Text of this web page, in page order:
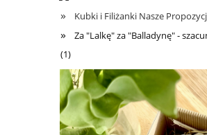
» Kubki i Filiżanki Nasze
»
Za "Lalkę" za "Balladynę" -
(1)